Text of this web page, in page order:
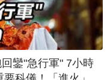
鑾"急行軍" 7小時